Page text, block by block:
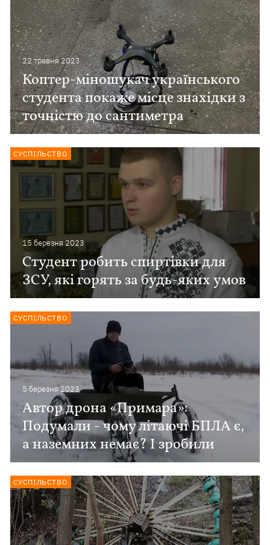
22 травня 2023
Коптер-міношукач українського
студента покаже місце знахідки з
точністю до сантиметра
15 березня 2023
Студент робить спиртівки для
ЗСУ, які горять за будь-яких умов
СУСПІЛЬСТВО
5 березня 2023
Автор дрона «Примара»:
Подумали - чому літаючі БПЛА є,
а наземних немає? І зробили
СУСПІЛЬСТВО
СУСПІЛЬСТВО